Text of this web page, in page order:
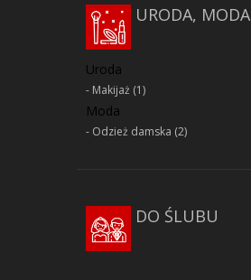
URODA, MODA
Uroda
Makijaż (1)
Moda
Odzież damska (2)
DO ŚLUBU